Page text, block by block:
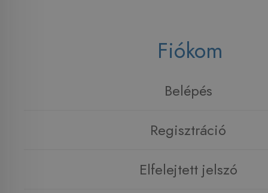
Fiókom
Belépés
Regisztráció
Elfelejtett jelszó